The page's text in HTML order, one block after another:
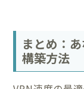
まとめ：
構築方法